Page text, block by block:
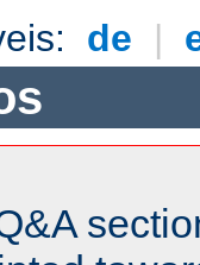
de |